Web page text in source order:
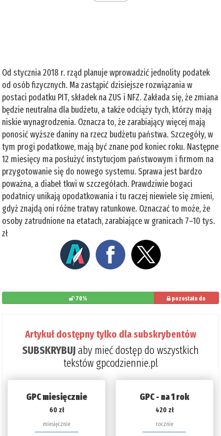
Od stycznia 2018 r. rząd planuje wprowadzić jednolity podatek
od osób fizycznych. Ma zastąpić dzisiejsze rozwiązania w
postaci podatku PIT, składek na ZUS i NFZ. Zakłada się, że zmiana
będzie neutralna dla budżetu, a także odciąży tych, którzy mają
niskie wynagrodzenia. Oznacza to, że zarabiający więcej mają
ponosić wyższe daniny na rzecz budżetu państwa. Szczegóły, w
tym progi podatkowe, mają być znane pod koniec roku. Następne
12 miesięcy ma posłużyć instytucjom państwowym i firmom na
przygotowanie się do nowego systemu. Sprawa jest bardzo
poważna, a diabeł tkwi w szczegółach. Prawdziwie bogaci
podatnicy unikają opodatkowania i tu raczej niewiele się zmieni,
gdyż znajdą oni różne tratwy ratunkowe. Oznaczać to może, że
osoby zatrudnione na etatach, zarabiające w granicach 7–10 tys.
zł
70%
pozostało do
Artykuł dostępny tylko dla subskrybentów
SUBSKRYBUJaby mieć dostęp do wszystkich
tekstów gpcodziennie.pl
GPC miesięcznie
60 zł
miesięcznie
GPC - na 1 rok
420 zł
rocznie